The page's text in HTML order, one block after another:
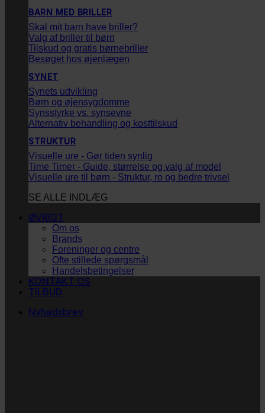
BARN MED BRILLER
Skal mit barn have briller?
Valg af briller til børn
Tilskud og gratis børnebriller
Besøget hos øjenlægen
SYNET
Synets udvikling
Børn og øjensygdomme
Synsstyrke vs. synsevne
Alternativ behandling og kosttilskud
STRUKTUR
Visuelle ure - Gør tiden synlig
Time Timer - Guide, størrelse og valg af model
Visuelle ure til børn - Struktur, ro og bedre trivsel
SE ALLE INDLÆG
ØVRIGT
Om os
Brands
Foreninger og centre
Ofte stillede spørgsmål
Handelsbetingelser
KONTAKT OS
TILBUD
Nyhedsbrev